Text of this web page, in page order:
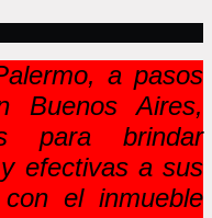
a pasos
Buenos Aires,
para brindar
efectivas a sus
el inmueble